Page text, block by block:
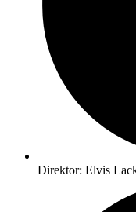
Direktor: Elvis